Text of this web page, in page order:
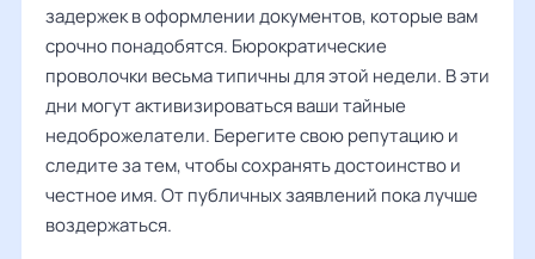
задержек в оформлении документов, которые вам
срочно понадобятся. Бюрократические
проволочки весьма типичны для этой недели. В эти
дни могут активизироваться ваши тайные
недоброжелатели. Берегите свою репутацию и
следите за тем, чтобы сохранять достоинство и
честное имя. От публичных заявлений пока лучше
воздержаться.